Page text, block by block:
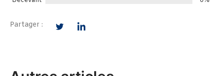
Partager :